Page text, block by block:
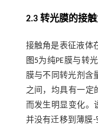
2.3 转光膜的接
接触角是表征液体
图5为纯PE膜与转
膜与不同转光剂含
之间，均具有一定
而发生明显变化。
并没有迁移到薄膜-